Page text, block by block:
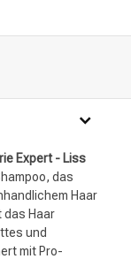
Expert - Liss
das
Haar
das Haar
und
mit Pro-